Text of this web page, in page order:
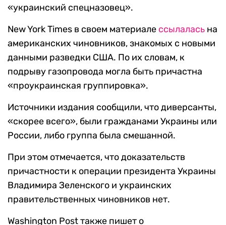
«украинский спецназовец».
New York Times в своем материале ссылалась на
американских чиновников, знакомых с новыми
данными разведки США. По их словам, к
подрыву газопровода могла быть причастна
«проукраинская группировка».
Источники издания сообщили, чтодиверсанты,
«скорее всего», были гражданами Украины или
России, либо группа была смешанной.
При этом отмечается, что доказательств
причастности к операции президента Украины
Владимира Зеленского и украинских
правительственных чиновников нет.
Washington Post также пишет о